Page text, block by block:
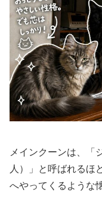
メインクーンは、「
人）」と呼ばれるほ
へやってくるような